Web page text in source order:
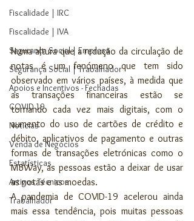
Fiscalidade | IRC
Fiscalidade | IVA
Segurança Social | Empresa
Segurança Social | Trabalhador
Apoios e Incentivos - Fechadas
COVID 19
Noticias
Venda de Negócios
Estatísticas
Artigos Técnicos
Trabalhador
Numa altura que a redução da circulação de
notas é um fenómeno que tem sido
observado em vários países, à medida que
as transações financeiras estão se
tornando cada vez mais digitais, com o
aumento do uso de cartões de crédito e
débito, aplicativos de pagamento e outras
formas de transações eletrónicas como o
MBWay, as pessoas estão a deixar de usar
as notas e as moedas.
A pandemia de COVID-19 acelerou ainda
mais essa tendência, pois muitas pessoas